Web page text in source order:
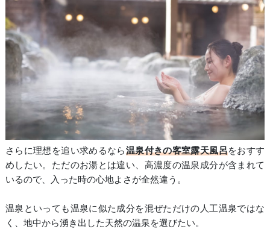
さらに理想を追い求めるなら温泉付きの客室露天風呂をおすす
めしたい。ただのお湯とは違い、高濃度の温泉成分が含まれて
いるので、入った時の心地よさが全然違う。
温泉といっても温泉に似た成分を混ぜただけの人工温泉ではな
く、地中から湧き出した天然の温泉を選びたい。